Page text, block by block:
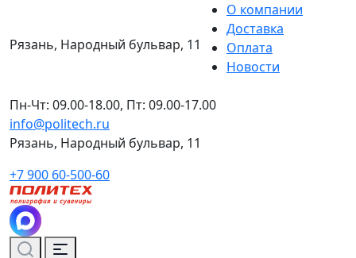
содержимому
Рязань, Народный бульвар, 11
О компании
Доставка
Оплата
Новости
Пн-Чт: 09.00-18.00, Пт: 09.00-17.00
info@politech.ru
Рязань, Народный бульвар, 11
+7 900 60-500-60